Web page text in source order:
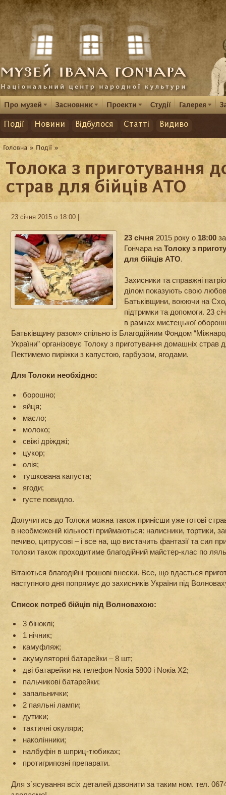
Події Новини Відбулося Статті Видиво
Толока з приготування
страв для бійців АТО
23 січня 2015 о 18:00 |
23 січня 2015 року о 18:00
Гончара на Толоку з
для бійців АТО.
Захисники та справжні
ділом показують свою
Батьківщини, воюючи на
підтримки та допомоги. 23
в рамках мистецької
Батьківщину разом» спільно із Благодійним Фондом
України” організовує Толоку з приготування домашніх страв
Пектимемо пиріжки з капустою, гарбузом, ягодами.
Для Толоки необхідно:
борошно;
яйця;
масло;
молоко;
свіжі дріжджі;
цукор;
олія;
тушкована капуста;
ягоди;
густе повидло.
Долучитись до Толоки можна також принісши уже готові
в необмеженій кількості приймаються: налисники, тортики,
печиво, цитрусові – і все на, що вистачить фантазії та сил
толоки також проходитиме благодійний майстер-клас по
Вітаються благодійні грошові внески. Все, що вдасться
наступного дня попрямує до захисників України під
Список потреб бійців під Волновахою:
3 біноклі;
1 нічник;
камуфляж;
акумуляторні батарейки – 8 шт;
дві батарейки на телефон Nокіа 5800 і Nокіа Х2;
пальчикові батарейки;
запальнички;
2 паяльні лампи;
дутики;
тактичні окуляри;
наколінники;
налбуфін в шприц-тюбиках;
протигрипозні препарати.
Для з`ясування всіх деталей дзвонити за таким ном. тел.